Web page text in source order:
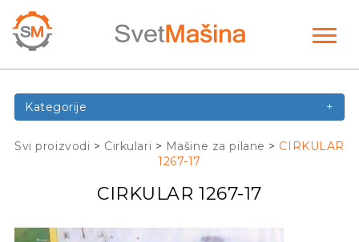
Kategorije +
Svi proizvodi > Cirkulari > Mašine za pilane > CIRKULAR
1267-17
CIRKULAR 1267-17